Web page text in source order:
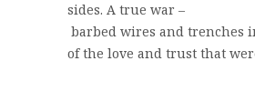
sides. A true war –
barbed wires and trenches
of the love and trust that